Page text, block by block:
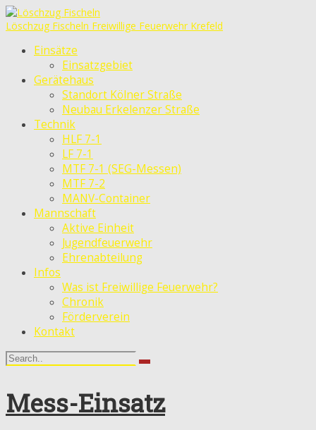
Löschzug Fischeln Freiwillige Feuerwehr Krefeld
Einsätze
Einsatzgebiet
Gerätehaus
Standort Kölner Straße
Neubau Erkelenzer Straße
Technik
HLF 7-1
LF 7-1
MTF 7-1 (SEG-Messen)
MTF 7-2
MANV-Container
Mannschaft
Aktive Einheit
Jugendfeuerwehr
Ehrenabteilung
Infos
Was ist Freiwillige Feuerwehr?
Chronik
Förderverein
Kontakt
Mess-Einsatz